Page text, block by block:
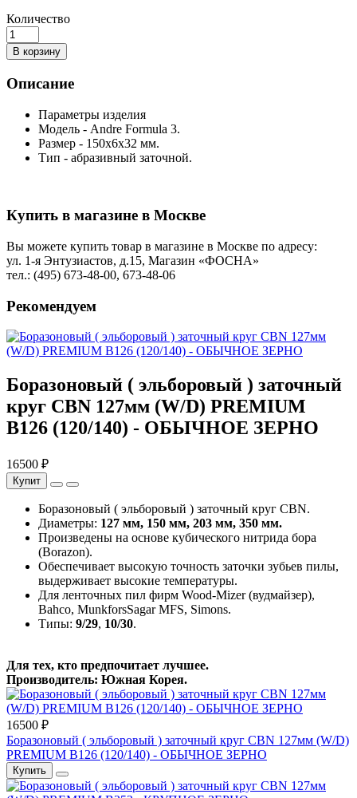
Количество
В корзину
Описание
Параметры изделия
Модель - Andre Formula 3.
Размер - 150х6х32 мм.
Тип - абразивный заточной.
Купить в магазине в Москве
Вы можете купить товар в магазине в Москве по адресу:
ул. 1-я Энтузиастов, д.15, Магазин «ФОСНА»
тел.: (495) 673-48-00, 673-48-06
Рекомендуем
Боразоновый ( эльборовый ) заточный
круг CBN 127мм (W/D) PREMIUM
B126 (120/140) - ОБЫЧНОЕ ЗЕРНО
16500 ₽
Купит
Боразоновый ( эльборовый ) заточный круг CBN.
Диаметры: 127 мм, 150 мм, 203 мм, 350 мм.
Произведены на основе кубического нитрида бора
(Borazon).
Обеспечивает высокую точность заточки зубьев пилы,
выдерживает высокие температуры.
Для ленточных пил фирм Wood-Mizer (вудмайзер),
Bahco, MunkforsSagar MFS, Simons.
Типы: 9/29, 10/30.
Для тех, кто предпочитает лучшее.
Производитель: Южная Корея.
16500 ₽
Боразоновый ( эльборовый ) заточный круг CBN 127мм (W/D)
PREMIUM B126 (120/140) - ОБЫЧНОЕ ЗЕРНО
Купить